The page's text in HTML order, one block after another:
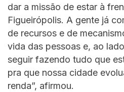
dar a missão de estar à
Figueirópolis. A gente já
de recursos e de
vida das pessoas e, ao
seguir fazendo tudo que
pra que nossa cidade
renda”, afirmou.